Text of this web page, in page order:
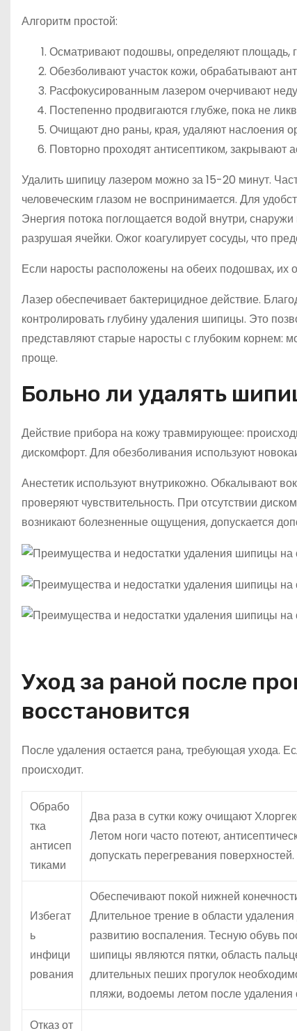
Алгоритм простой:
Осматривают подошвы, определяют площадь,
Обезболивают участок кожи, обрабатывают
Расфокусированным лазером очерчивают
Постепенно продвигаются глубже, пока не
Очищают дно раны, края, удаляют наслоения
Повторно проходят антисептиком, закрывают
Удалить шипицу лазером можно за 15-20 минут.
человеческим глазом не воспринимается. Для
Энергия потока поглощается водой внутри,
разрушая ячейки. Ожог коагулирует сосуды, что
Если наросты расположены на обеих подошвах, их
Лазер обеспечивает бактерицидное действие.
контролировать глубину удаления шипицы. Это
представляют старые наросты с глубоким корнем:
проще.
Больно ли удалять
Действие прибора на кожу травмирующее:
дискомфорт. Для обезболивания используют
Анестетик используют внутрикожно. Обкалывают
проверяют чувствительность. При отсутствии
возникают болезненные ощущения, допускается
Уход за раной после
восстановится
После удаления остается рана, требующая ухода.
происходит.
Обрабо
тка
антисеп
тиками
Два раза в сутки кожу очищают
Летом ноги часто потеют,
допускать перегревания поверхностей.
Избегат
ь
инфици
рования
Обеспечивают покой нижней
Длительное трение в области
развитию воспаления. Тесную обувь
шипицы являются пятки, область
длительных пеших прогулок
пляжи, водоемы летом после удаления
Отказ от